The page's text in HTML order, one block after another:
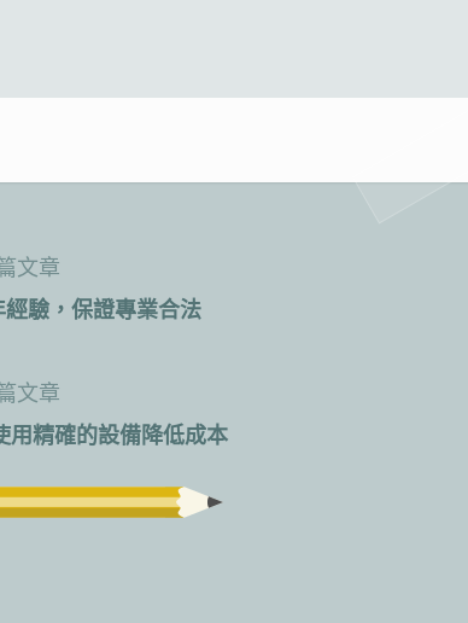
文章
驗，保證專業合法
文章
用精確的設備降低成本